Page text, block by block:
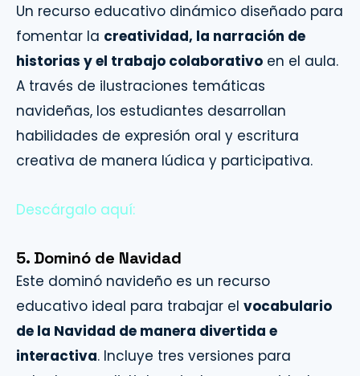
Un recurso educativo dinámico diseñado para
fomentar la creatividad, la narración de
historias y el trabajo colaborativo en el aula.
A través de ilustraciones temáticas
navideñas, los estudiantes desarrollan
habilidades de expresión oral y escritura
creativa de manera lúdica y participativa.
Descárgalo aquí:
5. Dominó de Navidad
Este dominó navideño es un recurso
educativo ideal para trabajar el vocabulario
de la Navidad de manera divertida e
interactiva. Incluye tres versiones para